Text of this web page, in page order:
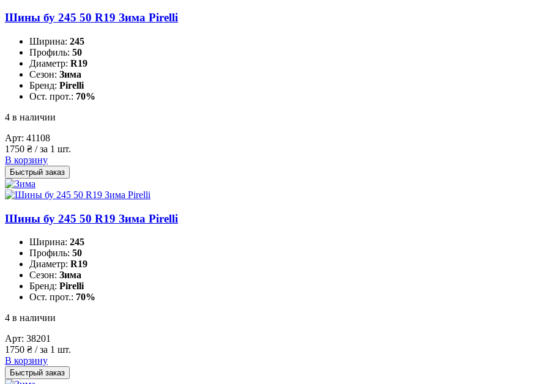
Шины бу 245 50 R19 Зима Pirelli
Ширина: 245
Профиль: 50
Диаметр: R19
Сезон: Зима
Бренд: Pirelli
Ост. прот.: 70%
4 в наличии
Арт: 41108
1750 ₴ / за 1 шт.
В корзину
Быстрый заказ
Шины бу 245 50 R19 Зима Pirelli
Ширина: 245
Профиль: 50
Диаметр: R19
Сезон: Зима
Бренд: Pirelli
Ост. прот.: 70%
4 в наличии
Арт: 38201
1750 ₴ / за 1 шт.
В корзину
Быстрый заказ